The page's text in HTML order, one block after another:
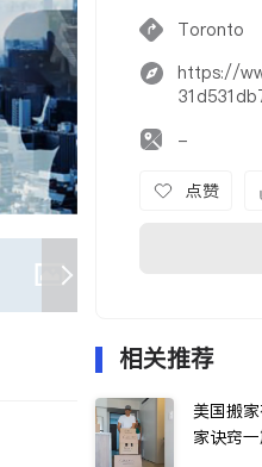
Toronto
https://
-
点赞
相关推荐
美国搬
家诀窍